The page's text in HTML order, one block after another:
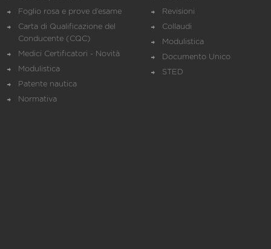
Foglio rosa e prove d’esame
Carta di Qualificazione del
Conducente (CQC)
Medici Certificatori - Novità
Modulistica
Patente nautica
Normativa
Revisioni
Collaudi
Modulistica
Documento Unico
STED